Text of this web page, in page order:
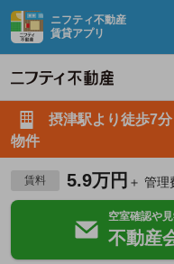
ニフティ不動産
賃貸アプリ
摂津駅より徒歩7分
物件
賃料 5.9万円 ＋ 管理
空室確認や
不動産